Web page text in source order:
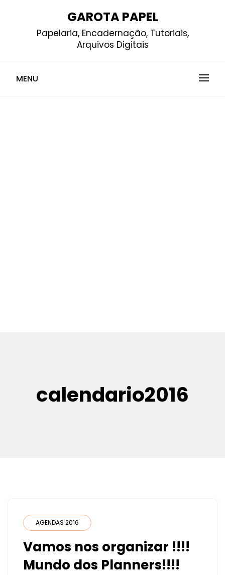
GAROTA PAPEL
Papelaria, Encadernação, Tutoriais,
Arquivos Digitais
MENU
calendario2016
AGENDAS 2016
Vamos nos organizar !!!!
Mundo dos Planners!!!!